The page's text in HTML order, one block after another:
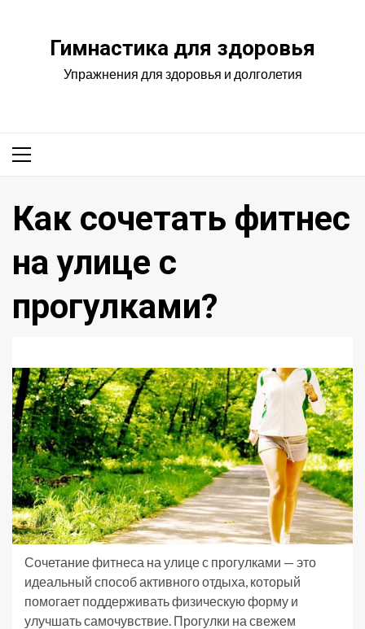
содержимомуГимнастика для здоровья
Упражнения для здоровья и долголетия
Основное
Как сочетать фитнес
на улице с
прогулками?
Сочетание фитнеса на улице с прогулками — это
идеальный способ активного отдыха, который
помогает поддерживать физическую форму и
улучшать самочувствие. Прогулки на свежем